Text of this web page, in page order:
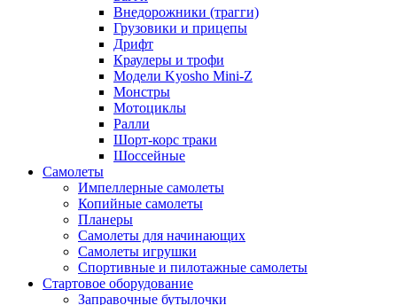
Внедорожники (трагги)
Грузовики и прицепы
Дрифт
Краулеры и трофи
Модели Kyosho Mini-Z
Монстры
Мотоциклы
Ралли
Шорт-корс траки
Шоссейные
Самолеты
Импеллерные самолеты
Копийные самолеты
Планеры
Самолеты для начинающих
Самолеты игрушки
Спортивные и пилотажные самолеты
Стартовое оборудование
Заправочные бутылочки